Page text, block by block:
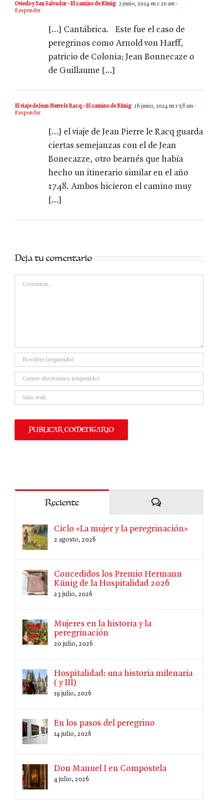
Oviedo y San Salvador - El camino de Künig 2 junio, 2024 en 1:20 am-
Responder
[…] Cantábrica. Este fue el caso de
peregrinos como Arnold von Harff,
patricio de Colonia; Jean Bonnecaze o
de Guillaume […]
El viaje de Jean Pierre le Racq - El camino de Künig 16 junio, 2024 en 1:58 am-
Responder
[…] el viaje de Jean Pierre le Racq guarda
ciertas semejanzas con el de Jean
Bonecazze, otro bearnés que había
hecho un itinerario similar en el año
1748. Ambos hicieron el camino muy
[…]
Deja tu comentario
Comentar
Reciente Comentarios
Ciclo «La mujer y la peregrinación»
2 agosto, 2026
Concedidos los Premio Hermann
Künig de la Hospitalidad 2026
23 julio, 2026
Mujeres en la historia y la
peregrinación
20 julio, 2026
Hospitalidad: una historia milenaria
( y III)
19 julio, 2026
En los pasos del peregrino
14 julio, 2026
Don Manuel I en Compostela
4 julio, 2026